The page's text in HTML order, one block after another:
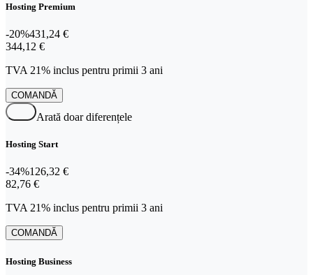
Hosting Premium
-20%431,24 €
344,12 €
344,12 €
TVA 21% inclus pentru primii 3 ani
COMANDĂ
Arată doar diferențele
Hosting Start
-34%126,32 €
82,76 €
82,76 €
TVA 21% inclus pentru primii 3 ani
COMANDĂ
Hosting Business